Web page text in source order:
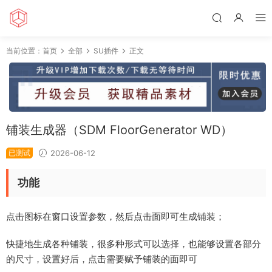
当前位置： 首页 全部 SU插件 正文
铺装生成器（SDM FloorGenerator WD）
已测试 2026-06-12
功能
点击图标在窗口设置参数，然后点击面即可生成铺装；
快捷地生成各种铺装，很多种形式可以选择，也能够设置各部分
的尺寸，设置好后，点击需要赋予铺装的面即可